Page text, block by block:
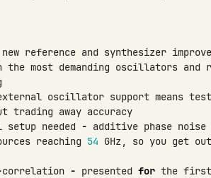
new reference and synthesizer
the most demanding oscillators and
oscillator support means
trading away accuracy
setup needed - additive phase noise
reaching 54 GHz, so you get
correlation - presented for the first